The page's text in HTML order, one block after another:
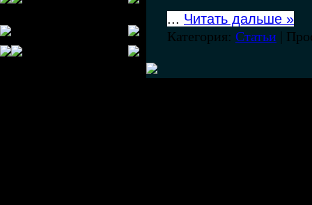
... Читать дальше »
Категория: Статьи |